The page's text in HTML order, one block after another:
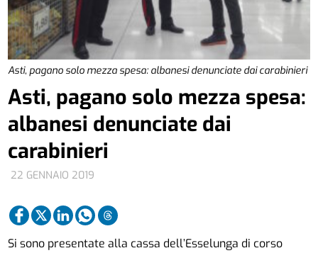
Asti, pagano solo mezza spesa: albanesi denunciate dai carabinieri
22 GENNAIO 2019
Asti, pagano solo mezza spesa:
albanesi denunciate dai
carabinieri
Si sono presentate alla cassa dell’Esselunga di corso